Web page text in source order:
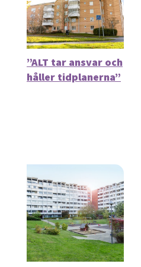
”ALT tar ansvar och
håller tidplanerna”